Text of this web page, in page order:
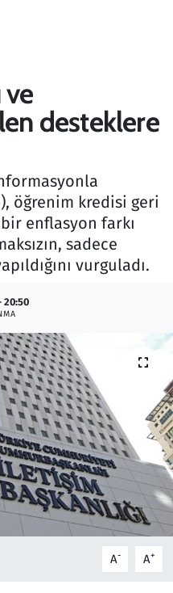
ve
desteklere
öğrenim kredisi geri
enflasyon farkı
sadece
vurguladı.
20:50
A- A+